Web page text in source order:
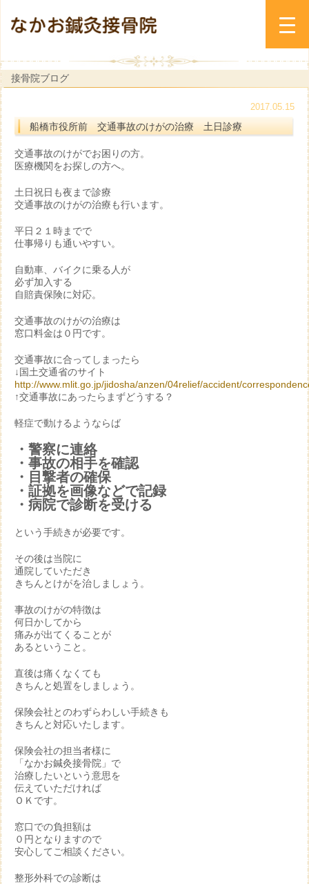
接骨院ブログ
2017.05.15
船橋市役所前 交通事故のけがの治療 土日診療
交通事故のけがでお困りの方。
医療機関をお探しの方へ。
土日祝日も夜まで診療
交通事故のけがの治療も行います。
平日２１時までで
仕事帰りも通いやすい。
自動車、バイクに乗る人が
必ず加入する
自賠責保険に対応。
交通事故のけがの治療は
窓口料金は０円です。
交通事故に合ってしまったら
↓国土交通省のサイト
http://www.mlit.go.jp/jidosha/anzen/04relief/accident/
↑交通事故にあったらまずどうする？
軽症で動けるようならば
・警察に連絡
・事故の相手を確認
・目撃者の確保
・証拠を画像などで記録
・病院で診断を受ける
という手続きが必要です。
その後は当院に
通院していただき
きちんとけがを治しましょう。
事故のけがの特徴は
何日かしてから
痛みが出てくることが
あるということ。
直後は痛くなくても
きちんと処置をしましょう。
保険会社とのわずらわしい手続きも
きちんと対応いたします。
保険会社の担当者様に
「なかお鍼灸接骨院」で
治療したいという意思を
伝えていただければ
ＯＫです。
窓口での負担額は
０円となりますので
安心してご相談ください。
整形外科での診断は